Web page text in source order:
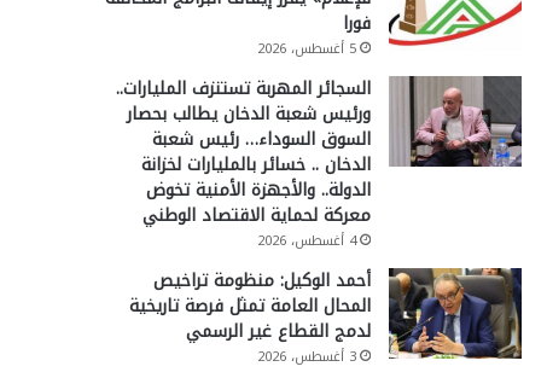
فورا
5 أغسطس، 2026
السجائر المهربة تستنزف المليارات..
ورئيس شعبة الدخان يطالب بحصار
السوق السوداء… رئيس شعبة
الدخان .. خسائر بالمليارات لخزانة
الدولة.. والأجهزة الأمنية تخوض
معركة لحماية الاقتصاد الوطني
4 أغسطس، 2026
أحمد الوكيل: منظومة تراخيص
المحال العامة تمثل فرصة تاريخية
لدمج القطاع غير الرسمي
3 أغسطس، 2026